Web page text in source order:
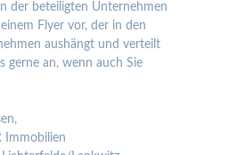
der beteiligten Unternehmen
Flyer vor, der in den
aushängt und verteilt
gerne an, wenn auch Sie
Immobilien